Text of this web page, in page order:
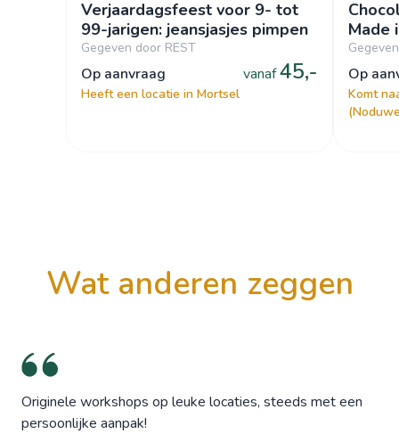
Verjaardagsfeest voor 9- tot
99-jarigen: jeansjasjes pimpen
Gegeven door REST
op aanvraag vanaf45,-
Heeft een locatie in Mortsel
Made
op
Komt
wat anderen zeggen
Originele workshops op leuke locaties, steeds met een
persoonlijke aanpak!